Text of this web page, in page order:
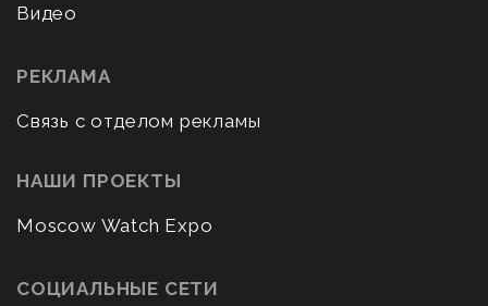
Видео
РЕКЛАМА
Связь с отделом рекламы
НАШИ ПРОЕКТЫ
Moscow Watch Expo
СОЦИАЛЬНЫЕ СЕТИ